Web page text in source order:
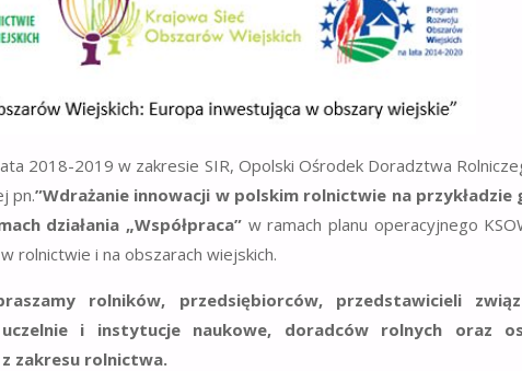
2018-2019 w zakresie SIR, Opolski Ośrodek Doradztwa
pn.”Wdrażanie innowacji w polskim rolnictwie na przykładzie
działania „Współpraca”w ramach planu operacyjnego
rolnictwie i na obszarach wiejskich.
rolników, przedsiębiorców, przedstawicieli
i instytucje naukowe, doradców rolnych oraz
zakresu rolnictwa.